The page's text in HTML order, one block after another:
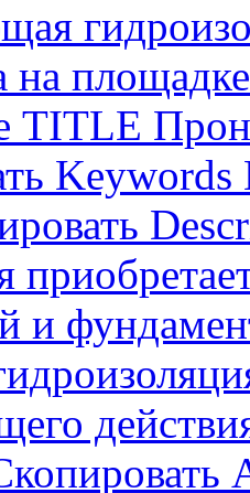
на
TITLE
и